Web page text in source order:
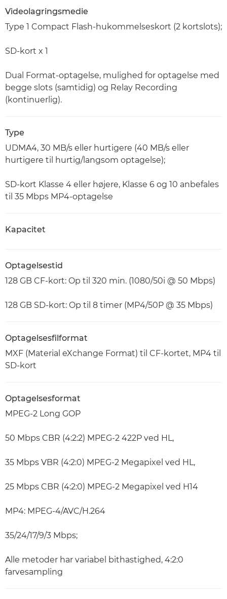
Videolagringsmedie
Type 1 Compact Flash-hukommelseskort (2 kortslots);
SD-kort x 1
Dual Format-optagelse, mulighed for optagelse med
begge slots (samtidig) og Relay Recording
(kontinuerlig).
Type
UDMA4, 30 MB/s eller hurtigere (40 MB/s eller
hurtigere til hurtig/langsom optagelse);
SD-kort Klasse 4 eller højere, Klasse 6 og 10 anbefales
til 35 Mbps MP4-optagelse
Kapacitet
Optagelsestid
128 GB CF-kort: Op til 320 min. (1080/50i @ 50 Mbps)
128 GB SD-kort: Op til 8 timer (MP4/50P @ 35 Mbps)
Optagelsesfilformat
MXF (Material eXchange Format) til CF-kortet, MP4 til
SD-kort
Optagelsesformat
MPEG-2 Long GOP
50 Mbps CBR (4:2:2) MPEG-2 422P ved HL,
35 Mbps VBR (4:2:0) MPEG-2 Megapixel ved HL,
25 Mbps CBR (4:2:0) MPEG-2 Megapixel ved H14
MP4: MPEG-4/AVC/H.264
35/24/17/9/3 Mbps;
Alle metoder har variabel bithastighed, 4:2:0
farvesampling